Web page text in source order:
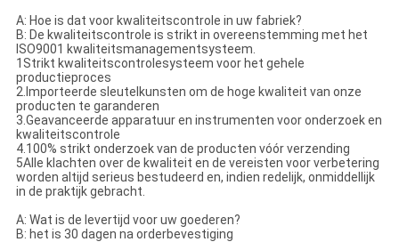
A: Hoe is dat voor kwaliteitscontrole in uw fabriek?
B: De kwaliteitscontrole is strikt in overeenstemming met het
ISO9001 kwaliteitsmanagementsysteem.
1Strikt kwaliteitscontrolesysteem voor het gehele
productieproces
2.Importeerde sleutelkunsten om de hoge kwaliteit van onze
producten te garanderen
3.Geavanceerde apparatuur en instrumenten voor onderzoek en
kwaliteitscontrole
4.100% strikt onderzoek van de producten vóór verzending
5Alle klachten over de kwaliteit en de vereisten voor verbetering
worden altijd serieus bestudeerd en, indien redelijk, onmiddellijk
in de praktijk gebracht.
A: Wat is de levertijd voor uw goederen?
B: het is 30 dagen na orderbevestiging